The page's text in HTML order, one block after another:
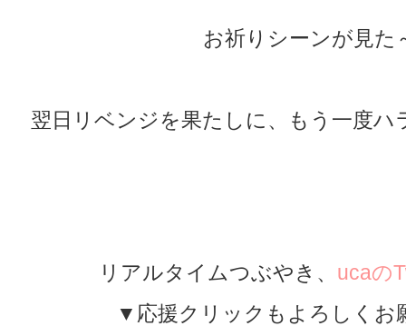
お祈りシーンが見た
翌日リベンジを果たしに、もう一度
リアルタイムつぶやき、 ucaの
▼応援クリックもよろしく